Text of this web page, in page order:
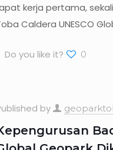
kerja pertama,
Caldera UNESCO
Do you like it? 0
by